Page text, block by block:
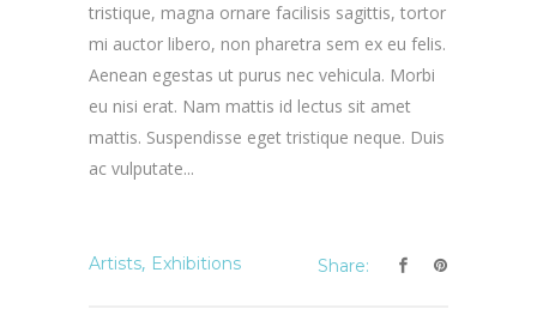
tristique, magna ornare facilisis sagittis, tortor
mi auctor libero, non pharetra sem ex eu felis.
Aenean egestas ut purus nec vehicula. Morbi
eu nisi erat. Nam mattis id lectus sit amet
mattis. Suspendisse eget tristique neque. Duis
ac vulputate...
Artists, Exhibitions Share: